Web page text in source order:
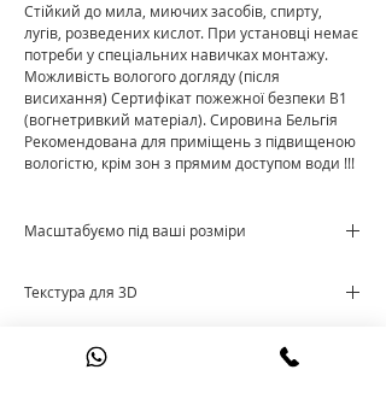
Стійкий до мила, миючих засобів, спирту,
лугів, розведених кислот. При установці немає
потреби у спеціальних навичках монтажу.
Можливість вологого догляду (після
висихання) Сертифікат пожежної безпеки В1
(вогнетривкий матеріал). Сировина Бельгія
Рекомендована для приміщень з підвищеною
вологістю, крім зон з прямим доступом води !!!
Масштабуємо під ваші розміри
Текстура для 3D